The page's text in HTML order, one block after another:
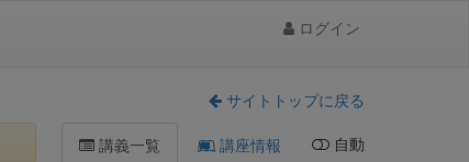
ログイン
サイトトップに戻る
講義一覧 講座情報 自動